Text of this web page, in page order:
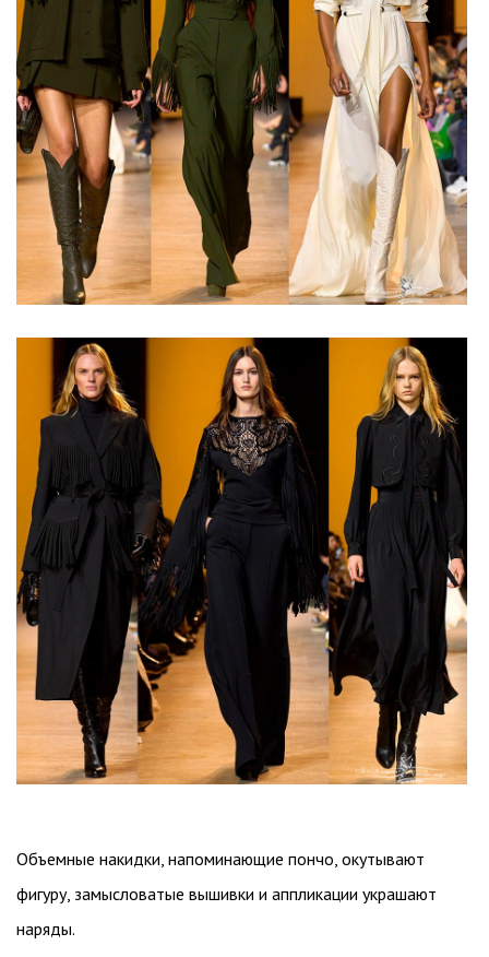
Объемные накидки, напоминающие пончо, окутывают
фигуру, замысловатые вышивки и аппликации украшают
наряды.